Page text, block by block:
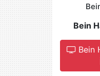
Bein
Bein